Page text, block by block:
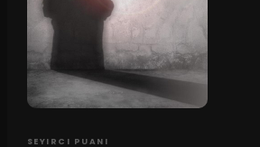
SEYIRCI PUANI